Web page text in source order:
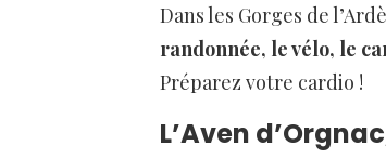
Dans les Gorges de
randonnée, le vélo, le
Préparez votre cardio !
L’Aven